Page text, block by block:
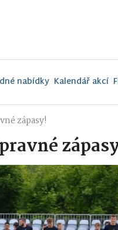
nabídky Kalendář akcí
zápasy!